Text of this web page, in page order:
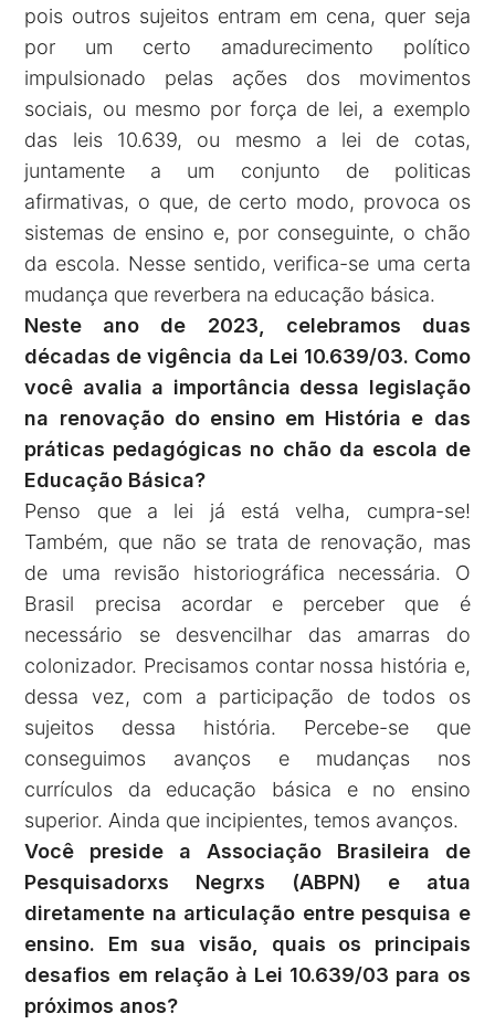
pois outros sujeitos entram em cena, quer seja
por um certo amadurecimento político
impulsionado pelas ações dos movimentos
sociais, ou mesmo por força de lei, a exemplo
das leis 10.639, ou mesmo a lei de cotas,
juntamente a um conjunto de politicas
afirmativas, o que, de certo modo, provoca os
sistemas de ensino e, por conseguinte, o chão
da escola. Nesse sentido, verifica-se uma certa
mudança que reverbera na educação básica.
Neste ano de 2023, celebramos duas
décadas de vigência da Lei 10.639/03. Como
você avalia a importância dessa legislação
na renovação do ensino em História e das
práticas pedagógicas no chão da escola de
Educação Básica?
Penso que a lei já está velha, cumpra-se!
Também, que não se trata de renovação, mas
de uma revisão historiográfica necessária. O
Brasil precisa acordar e perceber que é
necessário se desvencilhar das amarras do
colonizador. Precisamos contar nossa história e,
dessa vez, com a participação de todos os
sujeitos dessa história. Percebe-se que
conseguimos avanços e mudanças nos
currículos da educação básica e no ensino
superior. Ainda que incipientes, temos avanços.
Você preside a Associação Brasileira de
Pesquisadorxs Negrxs (ABPN) e atua
diretamente na articulação entre pesquisa e
ensino. Em sua visão, quais os principais
desafios em relação à Lei 10.639/03 para os
próximos anos?